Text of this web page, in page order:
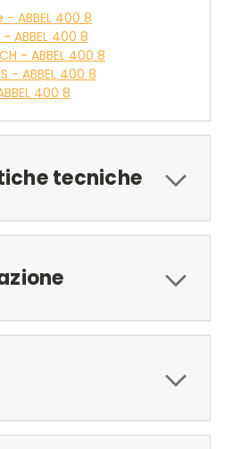
ABBEL 400 8
ABBEL 400 8
- ABBEL 400 8
- ABBEL 400 8
400 8
tecniche